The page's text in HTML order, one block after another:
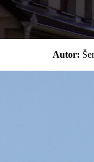
Autor: